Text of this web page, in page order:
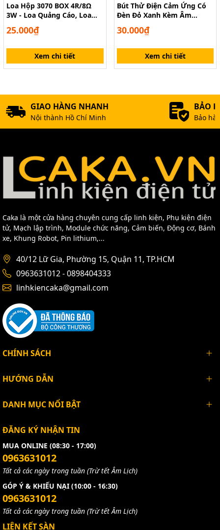
Loa Hộp 3070 BOX 4R/8Ω
3W - Loa Quảng Cáo, Loa
Hợp
25.000₫
Xem chi tiết
Bút Thử Điện Cảm Ứng Có
Đèn Đỏ Xanh Kèm Âm
30.000₫
Xem chi tiết
GIAO HÀNG NHANH
Nội thành Hồ Chí Minh
BẢO
Bảo
Caka là một cửa hàng chuyên cung cấp linh kiện, Phụ kiện điện
tử, Mạch lập trình, Module chức năng, Cảm biến, Động cơ, Bánh
xe, Khung Robot, Pin lithium,...
40/12 Lữ Gia, Phường 15, Quận 11, TP.HCM
0963631012 - 0898404333
linhkiencaka@gmail.com
CHÍNH SÁCH
HƯỚNG DẪN
DANH MỤC NỔI BẬT
ĐĂNG KÝ NHẬN TIN
MUA ONLINE (08:30 - 17:00)
0963631012
Tất cả các ngày trong tuần (Trừ tết Âm Lịch)
GÓP Ý & KHIẾU NẠI (10:00 - 16:30)
0963631012
Tất cả các ngày trong tuần (Trừ tết Âm Lịch)
LIÊN KẾT SÀN